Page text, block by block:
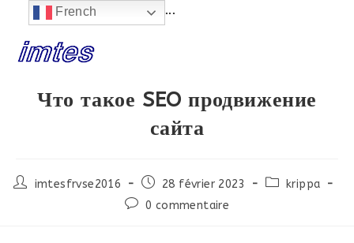
CONSTRUCTION...
Что такое SEO продвижение
сайта
Postimtesfrvse2016
Post
published:
28 février 2023
Postkrippa
Post0 commentaire
French